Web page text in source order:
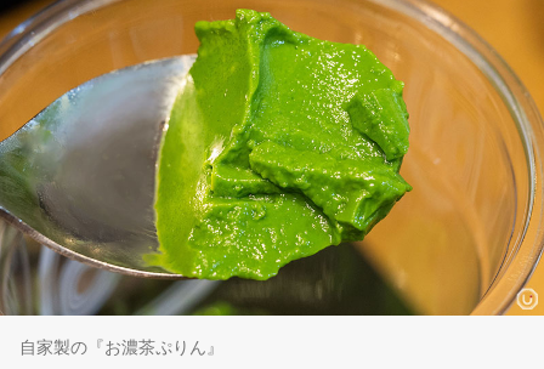
自家製の『お濃茶ぷりん』